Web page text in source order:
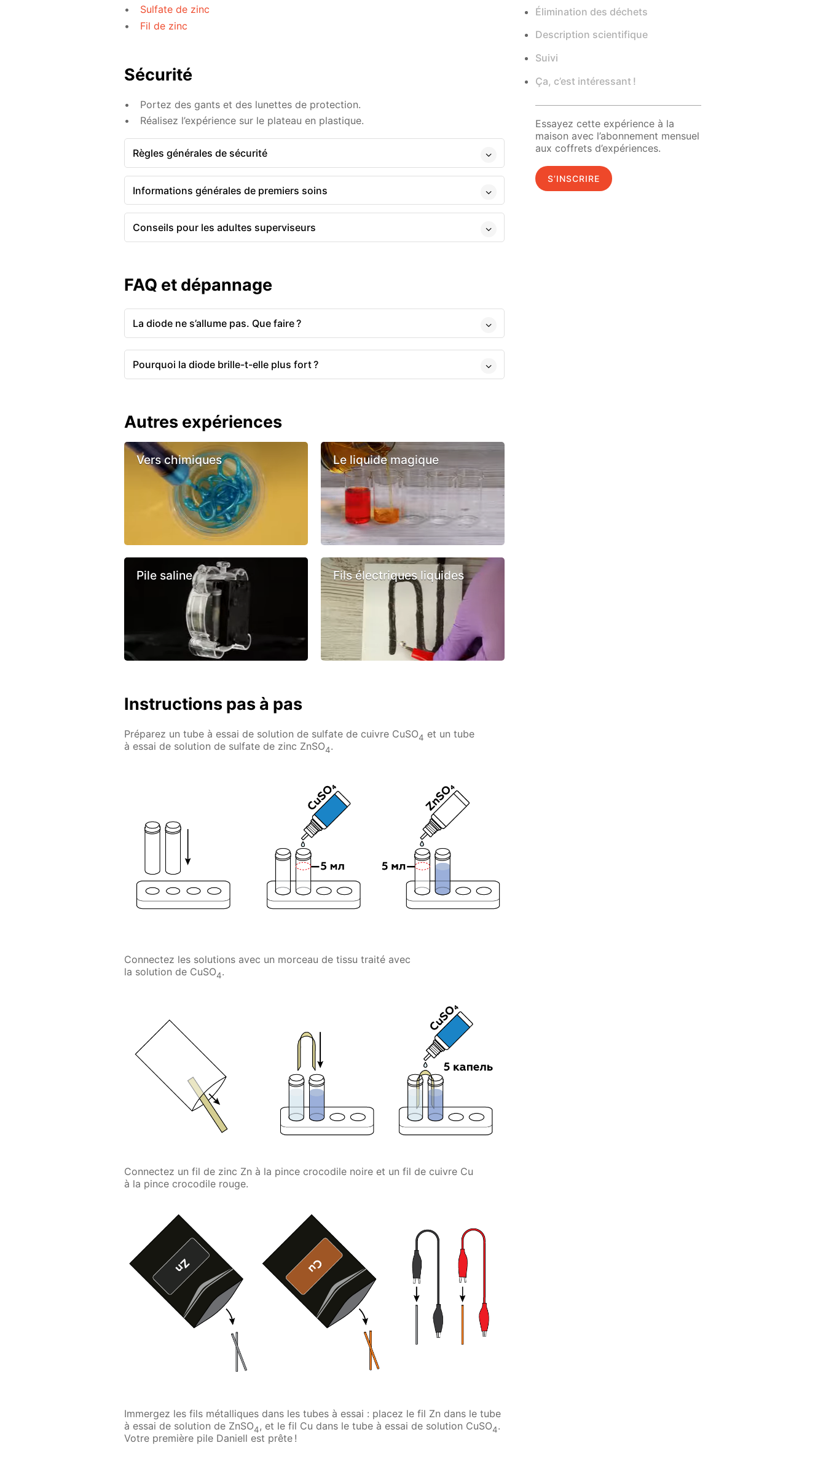
Sulfate de zinc
Fil de zinc
Sécurité
Portez des gants et des lunettes de protection.
Réalisez l’expérience sur le plateau en plastique.
Règles générales de sécurité
Informations générales de premiers soins
Conseils pour les adultes superviseurs
FAQ et dépannage
La diode ne s’allume pas. Que faire ?
Pourquoi la diode brille-t-elle plus fort ?
Autres expériences
Vers chimiques Le liquide magique
Pile saline Fils électriques liquides
Instructions pas à pas
Préparez un tube à essai de solution de sulfate de cuivre CuSO4 et un tube
à essai de solution de sulfate de zinc ZnSO4.
Connectez les solutions avec un morceau de tissu traité avec
la solution de CuSO4.
Connectez un fil de zinc Zn à la pince crocodile noire et un fil de cuivre Cu
à la pince crocodile rouge.
Immergez les fils métalliques dans les tubes à essai : placez le fil Zn dans le tube
à essai de solution de ZnSO4, et le fil Cu dans le tube à essai de solution CuSO4.
Votre première pile Daniell est prête !
Élimination des déchets
Description scientifique
Suivi
Ça, c’est intéressant !
Essayez cette expérience à la
maison avec l’abonnement mensuel
aux coffrets d’expériences.
S’INSCRIRE